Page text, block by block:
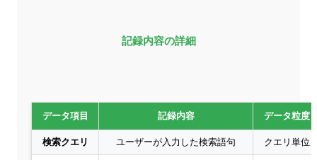
記録内容の詳細
データ項目 記録内容 データ粒度
検索クエリ ユーザーが入力した検索語句 クエリ単位